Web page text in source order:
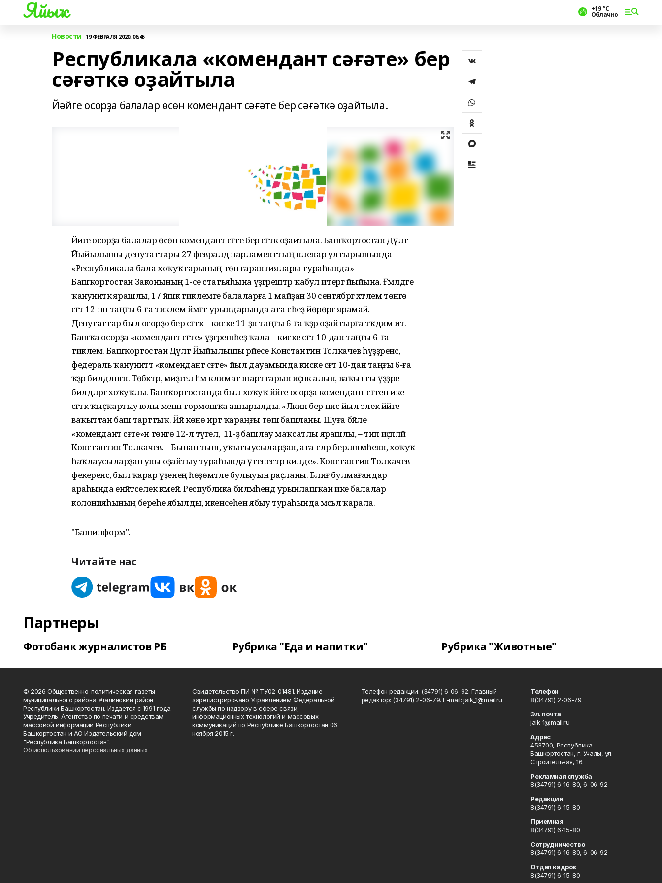
Яйыҡ +19 °С
Облачно
Новости 19 ФЕВРАЛЯ 2020, 06:45
Республикала «комендант сәғәте» бер
сәғәткә оҙайтыла
Йәйге осорҙа балалар өсөн комендант сәғәте бер сәғәткә оҙайтыла.
Йәйге осорҙа балалар өсөн комендант сәғәте бер сәғәткә оҙайтыла. Башҡортостан Дәүләт
Йыйылышы депутаттары 27 февралдә парламенттың пленар ултырышында
«Республикала бала хоҡуҡтарының төп гарантиялары тураһында»
Башҡортостан Законының 1-се статьяһына үҙгәрештәр ҡабул итергә йыйына. Ғәмәлдәге
ҡануниәткә ярашлы, 17 йәшкә тиклемге балаларға 1 майҙан 30 сентябргә хәтлем төнгө
сәғәт 12-нән таңғы 6-ға тиклем йәмәғәт урындарында ата-әсәһеҙ йөрөргә ярамай.
Депутаттар был осорҙо бер сәғәткә – киске 11-ҙән таңғы 6-ға ҡәҙәр оҙайтырға тәҡдим итә.
Башҡа осорҙа «комендант сәғәте» үҙгәрешһеҙ ҡала – киске сәғәт 10-дан таңғы 6-ға
тиклем. Башҡортостан Дәүләт Йыйылышы рәйесе Константин Толкачев һүҙҙәренсә,
федераль ҡануниәттә «комендант сәғәте» йыл дауамында киске сәғәт 10-дан таңғы 6-ға
ҡәҙәр билдәләнгән. Төбәктәр, миҙгел һәм климат шарттарын иҫәпкә алып, ваҡытты үҙҙәре
билдәләргә хоҡуҡлы. Башҡортостанда был хоҡуҡ йәйге осорҙа комендант сәғәтен ике
сәғәткә ҡыҫҡартыу юлы менән тормошҡа ашырылды. «Ләкин бер нисә йыл элек йәйге
ваҡыттан баш тарттыҡ. Йәй көнө иртә ҡараңғы төшә башланы. Шуға бәйле
«комендант сәғәте»н төнгө 12-лә түгел, ә 11-ҙә башлау маҡсатлы ярашлы, – тип иҫәпләй
Константин Толкачев. – Бынан тыш, уҡытыусыларҙан, ата-әсәләр берләшмәһенән, хоҡуҡ
һаҡлаусыларҙан уны оҙайтыу тураһында үтенестәр килде». Константин Толкачев
фекеренсә, был ҡарар үҙенең һөҙөмтәле булыуын раҫланы. Бәлиғ булмағандар
араһында енәйәтселек кәмей. Республика биләмәһендә урынлашҡан ике балалар
колонияһының береһе ябылды, икенсеһен ябыу тураһында мәсьәлә ҡарала.
"Башинформ".
Читайте нас
Партнеры
Фотобанк журналистов РБ Рубрика "Еда и напитки" Рубрика "Животные"
© 2026 Общественно-политическая газеты
муниципального района Учалинский район
Республики Башкортостан. Издается с 1991 года.
Учредитель: Агентство по печати и средствам
массовой информации Республики
Башкортостан и АО Издательский дом
"Республика Башкортостан".
Об использовании персональных данных
Свидетельство ПИ № ТУ02-01481. Издание
зарегистрировано Управлением Федеральной
службы по надзору в сфере связи,
информационных технологий и массовых
коммуникаций по Республике Башкортостан 06
ноября 2015 г.
Телефон редакции: (34791) 6-06-92. Главный
редактор: (34791) 2-06-79. Е-mаil: jaik_1@mail.ru
Телефон
8(34791) 2-06-79
Эл. почта
jaik_1@mail.ru
Адрес
453700, Республика
Башкортостан, г. Учалы, ул.
Строительная, 16.
Рекламная служба
8(34791) 6-16-80, 6-06-92
Редакция
8(34791) 6-15-80
Приемная
8(34791) 6-15-80
Сотрудничество
8(34791) 6-16-80, 6-06-92
Отдел кадров
8(34791) 6-15-80